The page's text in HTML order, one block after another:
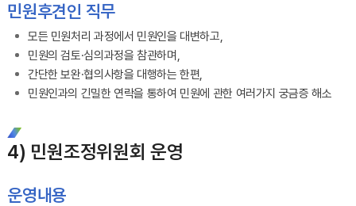
민원후견인 직무
모든 민원처리 과정에서 민원인을 대변하고,
민원의 검토·심의과정을 참관하며,
간단한 보완·협의사항을 대행하는 한편,
민원인과의 긴밀한 연락을 통하여 민원에 관한 여러가지 궁금증 해소
4) 민원조정위원회 운영
운영내용